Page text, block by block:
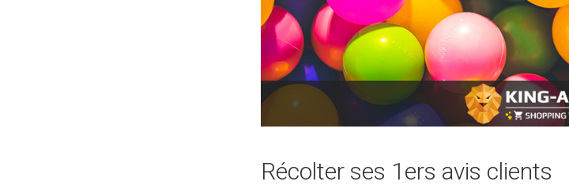
Récolter ses 1ers avis clients